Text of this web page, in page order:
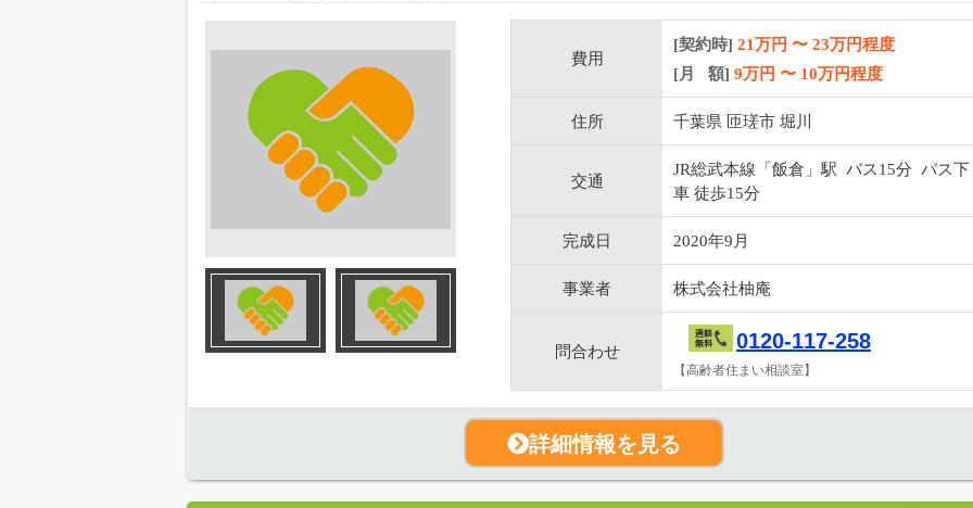
費用
[契約時] 21万円 〜 23万円程度
[月 額] 9万円 〜 10万円程度
住所 千葉県 匝瑳市 堀川
交通
JR総武本線「飯倉」駅 バス15分 バス下
車 徒歩15分
完成日 2020年9月
事業者 株式会社柚庵
問合わせ 0120-117-258
【高齢者住まい相談室】
詳細情報を見る